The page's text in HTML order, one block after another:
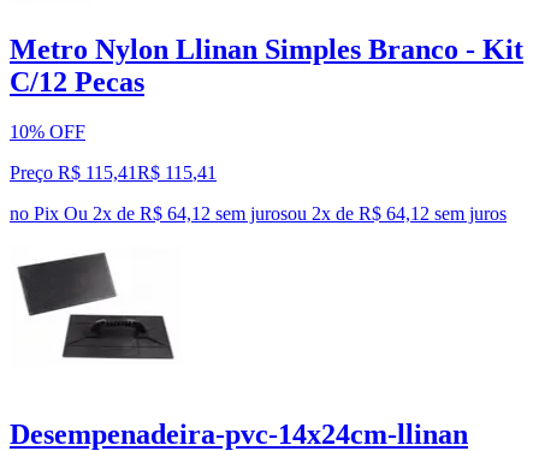
Metro Nylon Llinan Simples Branco - Kit
C/12 Pecas
10% OFF
Preço R$ 115,41R$ 115,41
no Pix Ou 2x de R$ 64,12 sem jurosou 2x de R$ 64,12 sem juros
Desempenadeira-pvc-14x24cm-llinan